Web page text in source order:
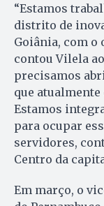
“Estamos
distrito de
Goiânia, com o
contou Vilela ao
precisamos
que
Estamos
para ocupar
servidores,
Centro da
Em março, o